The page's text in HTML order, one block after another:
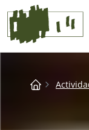
Saltar al contingut
Navegación